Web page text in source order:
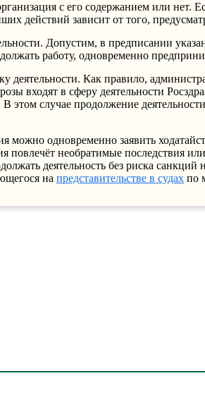
с его содержанием или нет.
действий зависит от того,
Допустим, в предписании
работу, одновременно
деятельности. Как правило,
входят в сферу деятельности
В этом случае продолжение
одновременно заявить
повлечёт необратимые последствия
деятельность без риска санкций
на представительстве в судах по